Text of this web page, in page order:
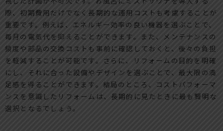
際、初期費用だけでなく長期的な運用コストも考慮することが
重要です。例えば、エネルギー効率の良い機器を選ぶことで、
毎月の電気代を抑えることができます。また、メンテナンスの
頻度や部品の交換コストも事前に確認しておくと、後々の負担
を軽減することが可能です。さらに、リフォームの目的を明確
にし、それに合った設備やデザインを選ぶことで、最大限の満
足感を得ることができます。結局のところ、コストパフォーマ
ンスを意識したリフォームは、長期的に見たときに最も賢明な
選択となるでしょう。